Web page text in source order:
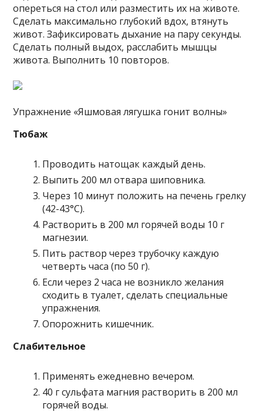
опереться на стол или разместить их на животе.
Сделать максимально глубокий вдох, втянуть
живот. Зафиксировать дыхание на пару секунды.
Сделать полный выдох, расслабить мышцы
живота. Выполнить 10 повторов.
Упражнение «Яшмовая лягушка гонит волны»
Тюбаж
Проводить натощак каждый день.
Выпить 200 мл отвара шиповника.
Через 10 минут положить на печень грелку
(42-43°С).
Растворить в 200 мл горячей воды 10 г
магнезии.
Пить раствор через трубочку каждую
четверть часа (по 50 г).
Если через 2 часа не возникло желания
сходить в туалет, сделать специальные
упражнения.
Опорожнить кишечник.
Слабительное
Применять ежедневно вечером.
40 г сульфата магния растворить в 200 мл
горячей воды.